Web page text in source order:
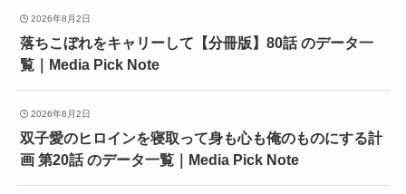
2026年8月2日
落ちこぼれをキャリーして【分冊版】80話 のデータ一
覧｜Media Pick Note
2026年8月2日
双子愛のヒロインを寝取って身も心も俺のものにする計
画 第20話 のデータ一覧｜Media Pick Note